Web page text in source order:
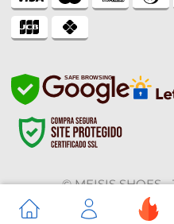
SAFE BROWSING
© MEISIS SHOES